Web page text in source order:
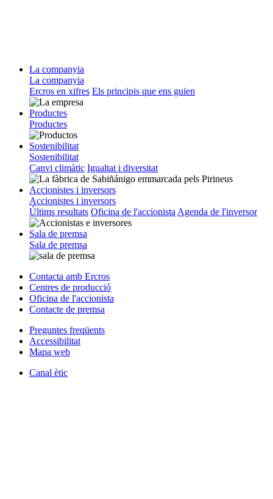
La companyia
La companyia
Ercros en xifres Els principis que ens guien
Productes
Productes
Sostenibilitat
Sostenibilitat
Canvi climàtic Igualtat i diversitat
Accionistes i inversors
Accionistes i inversors
Últims resultats Oficina de l'accionista Agenda de l'inversor
Sala de premsa
Sala de premsa
Contacta amb Ercros
Centres de producció
Oficina de l'accionista
Contacte de premsa
Preguntes freqüents
Accessibilitat
Mapa web
Canal ètic